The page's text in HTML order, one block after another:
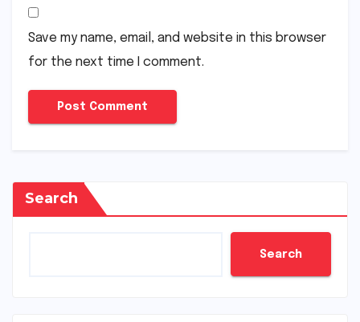
Save my name, email, and website in this browser
for the next time I comment.
Search
Search